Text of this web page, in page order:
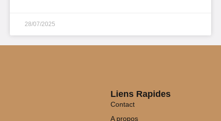
28/07/2025
Liens Rapides
Contact
A propos